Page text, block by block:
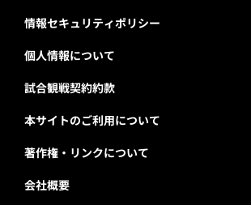
情報セキュリティポリシー
個人情報について
試合観戦契約約款
本サイトのご利用について
著作権・リンクについて
会社概要